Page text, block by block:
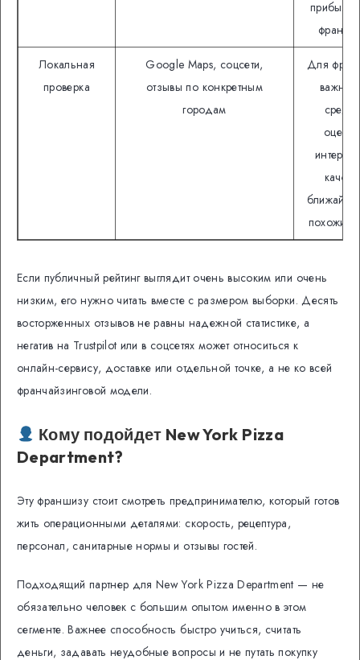
Локальная
проверка
Google Maps, соцсети,
отзывы по конкретным
городам
Для
похожих
Если публичный рейтинг выглядит очень высоким или очень
низким, его нужно читать вместе с размером выборки. Десять
восторженных отзывов не равны надежной статистике, а
негатив на Trustpilot или в соцсетях может относиться к
онлайн-сервису, доставке или отдельной точке, а не ко всей
франчайзинговой модели.
Кому подойдет New York Pizza
Department?
Эту франшизу стоит смотреть предпринимателю, который готов
жить операционными деталями: скорость, рецептура,
персонал, санитарные нормы и отзывы гостей.
Подходящий партнер для New York Pizza Department — не
обязательно человек с большим опытом именно в этом
сегменте. Важнее способность быстро учиться, считать
деньги, задавать неудобные вопросы и не путать покупку